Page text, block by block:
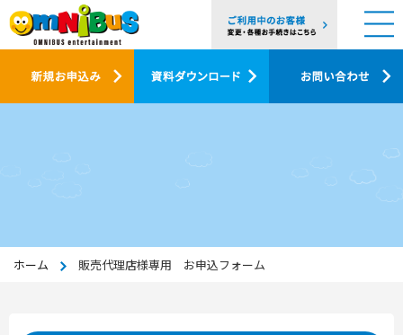
ホーム 販売代理店様専用 お申込フォーム